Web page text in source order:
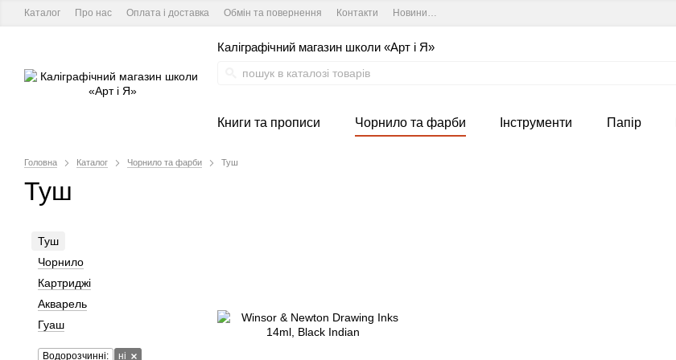
Каталог Про нас Оплата і доставка Обмін та повернення Контакти Новини та курси студії
Каліграфічний магазин школи «Арт і Я»
Книги та прописи Чорнило та фарби Інструменти Папір
Головна Каталог Чорнило та фарби Туш
Туш
Туш
Чорнило
Картриджі
Акварель
Гуаш
Водорозчинні:
ні